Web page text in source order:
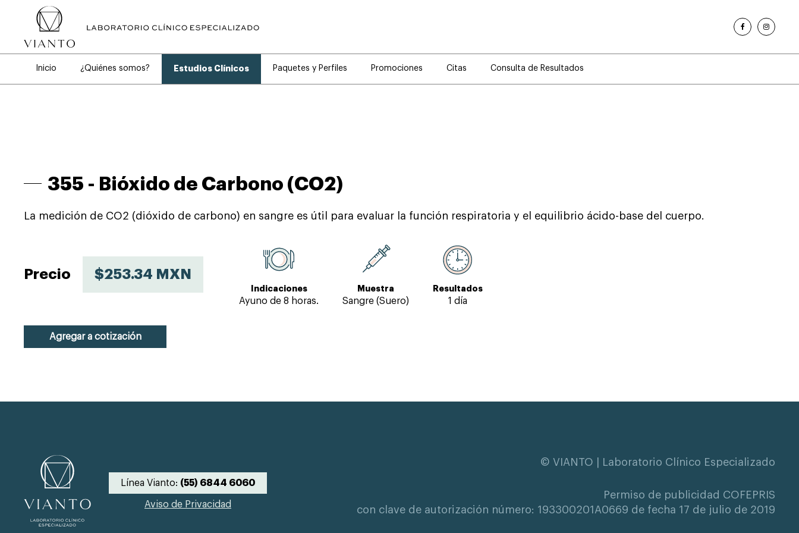
Inicio ¿Quiénes somos? Estudios Clínicos Paquetes y Perfiles Promociones Citas Consulta de Resultados
355 - Bióxido de Carbono (CO2)
La medición de CO2 (dióxido de carbono) en sangre es útil para evaluar la función respiratoria y el equilibrio ácido-base del cuerpo.
Precio $253.34 MXN
Indicaciones
Ayuno de 8 horas.
Muestra
Sangre (Suero)
Resultados
1 día
Agregar a cotización
Línea Vianto: (55) 6844 6060
Aviso de Privacidad
© VIANTO | Laboratorio Clínico Especializado
Permiso de publicidad COFEPRIS
con clave de autorización número: 193300201A0669 de fecha 17 de julio de 2019